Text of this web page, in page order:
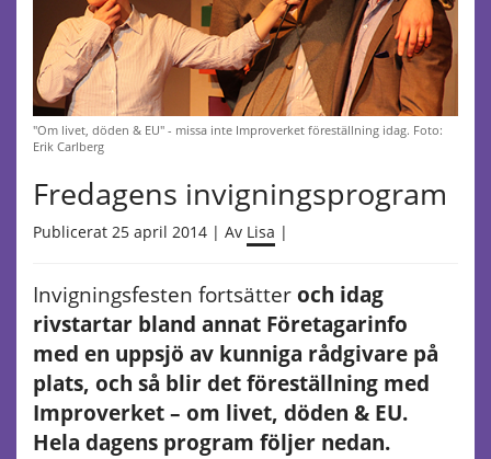
"Om livet, döden & EU" - missa inte Improverket föreställning idag. Foto:
Erik Carlberg
Fredagens invigningsprogram
Publicerat 25 april 2014 | Av Lisa |
Invigningsfesten fortsätteroch idag
rivstartar bland annat Företagarinfo
med en uppsjö av kunniga rådgivare på
plats, och så blir det föreställning med
Improverket – om livet, döden & EU.
Hela dagens program följer nedan.